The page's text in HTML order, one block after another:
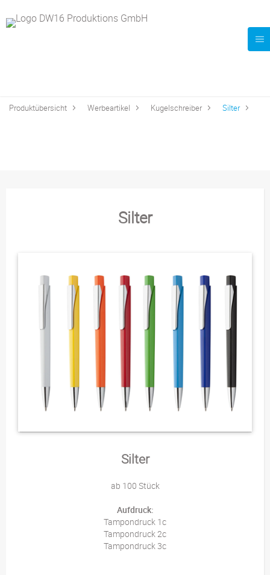
Produktübersicht Werbeartikel Kugelschreiber Silter
Silter
Silter
ab 100 Stück
Aufdruck:
Tampondruck 1c
Tampondruck 2c
Tampondruck 3c